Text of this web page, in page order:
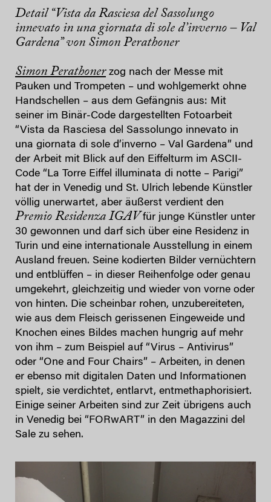
Detail “Vista da Rasciesa del Sassolungo
innevato in una giornata di sole d’inverno – Val
Gardena” von Simon Perathoner
Simon Perathonerzog nach der Messe mit
Pauken und Trompeten – und wohlgemerkt ohne
Handschellen – aus dem Gefängnis aus: Mit
seiner im Binär-Code dargestellten Fotoarbeit
“Vista da Rasciesa del Sassolungo innevato in
una giornata di sole d’inverno – Val Gardena” und
der Arbeit mit Blick auf den Eiffelturm im ASCII-
Code “La Torre Eiffel illuminata di notte – Parigi”
hat der in Venedig und St. Ulrich lebende Künstler
völlig unerwartet, aber äußerst verdient den
Premio Residenza IGAVfür junge Künstler unter
30 gewonnen und darf sich über eine Residenz in
Turin und eine internationale Ausstellung in einem
Ausland freuen. Seine kodierten Bilder vernüchtern
und entblüffen – in dieser Reihenfolge oder genau
umgekehrt, gleichzeitig und wieder von vorne oder
von hinten. Die scheinbar rohen, unzubereiteten,
wie aus dem Fleisch gerissenen Eingeweide und
Knochen eines Bildes machen hungrig auf mehr
von ihm – zum Beispiel auf “Virus – Antivirus”
oder “One and Four Chairs” – Arbeiten, in denen
er ebenso mit digitalen Daten und Informationen
spielt, sie verdichtet, entlarvt, entmethaphorisiert.
Einige seiner Arbeiten sind zur Zeit übrigens auch
in Venedig bei “FORwART” in den Magazzini del
Sale zu sehen.